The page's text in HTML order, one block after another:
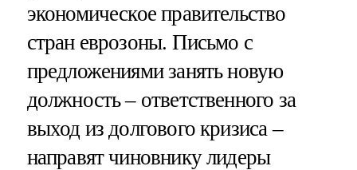
экономическое правительство
стран еврозоны. Письмо с
предложениями занять новую
должность – ответственного за
выход из долгового кризиса –
направят чиновнику лидеры